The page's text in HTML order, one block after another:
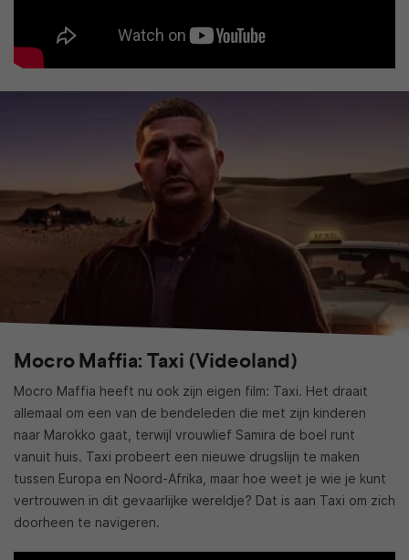
Mocro Maffia: Taxi (Videoland)
Mocro Maffia heeft nu ook zijn eigen film: Taxi. Het draait
allemaal om een van de bendeleden die met zijn kinderen
naar Marokko gaat, terwijl vrouwlief Samira de boel runt
vanuit huis. Taxi probeert een nieuwe drugslijn te maken
tussen Europa en Noord-Afrika, maar hoe weet je wie je kunt
vertrouwen in dit gevaarlijke wereldje? Dat is aan Taxi om zich
doorheen te navigeren.